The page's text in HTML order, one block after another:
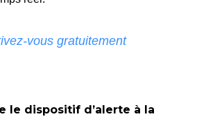
vous gratuitement
le dispositif d’alerte à la